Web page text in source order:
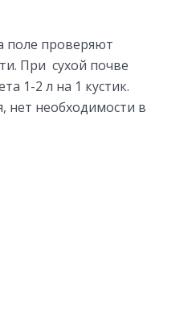
поле проверяют
При сухой почве
1-2 л на 1 кустик.
нет необходимости в